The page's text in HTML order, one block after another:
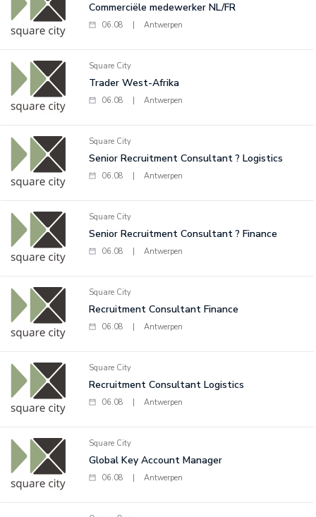
Commerciële medewerker NL/FR
06.08 Antwerpen
Square City
Trader West-Afrika
06.08 Antwerpen
Square City
Senior Recruitment Consultant ? Logistics
06.08 Antwerpen
Square City
Senior Recruitment Consultant ? Finance
06.08 Antwerpen
Square City
Recruitment Consultant Finance
06.08 Antwerpen
Square City
Recruitment Consultant Logistics
06.08 Antwerpen
Square City
Global Key Account Manager
06.08 Antwerpen